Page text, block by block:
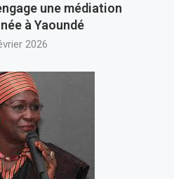
une médiation
à Yaoundé
2026